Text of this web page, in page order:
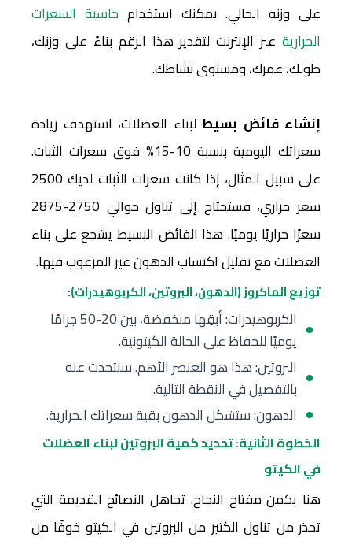
على وزنه الحالي. يمكنك استخدام حاسبة السعرات
الحرارية عبر الإنترنت لتقدير هذا الرقم بناءً على وزنك،
طولك، عمرك، ومستوى نشاطك.
إنشاء فائض بسيط لبناء العضلات، استهدف زيادة
سعراتك اليومية بنسبة 10-15% فوق سعرات الثبات.
على سبيل المثال، إذا كانت سعرات الثبات لديك 2500
سعر حراري، فستحتاج إلى تناول حوالي 2750-2875
سعرًا حراريًا يوميًا. هذا الفائض البسيط يشجع على بناء
العضلات مع تقليل اكتساب الدهون غير المرغوب فيها.
توزيع الماكروز (الدهون، البروتين، الكربوهيدرات):
الكربوهيدرات: أبقِها منخفضة، بين 20-50 جرامًا
يوميًا للحفاظ على الحالة الكيتونية.
البروتين: هذا هو العنصر الأهم. سنتحدث عنه
بالتفصيل في النقطة التالية.
الدهون: ستشكل الدهون بقية سعراتك الحرارية.
الخطوة الثانية: تحديد كمية البروتين لبناء العضلات
في الكيتو
هنا يكمن مفتاح النجاح. تجاهل النصائح القديمة التي
تحذر من تناول الكثير من البروتين في الكيتو خوفًا من